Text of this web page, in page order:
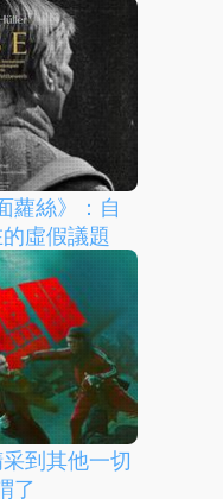
蘿絲》：自
虛假議題
到其他一切
了